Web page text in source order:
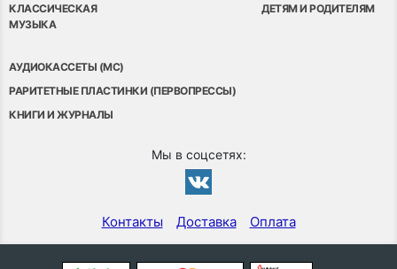
КЛАССИЧЕСКАЯ
МУЗЫКА
ДЕТЯМ И РОДИТЕЛЯМ
АУДИОКАССЕТЫ (MC)
РАРИТЕТНЫЕ ПЛАСТИНКИ (ПЕРВОПРЕССЫ)
КНИГИ И ЖУРНАЛЫ
Мы в соцсетях:
Контакты Доставка Оплата